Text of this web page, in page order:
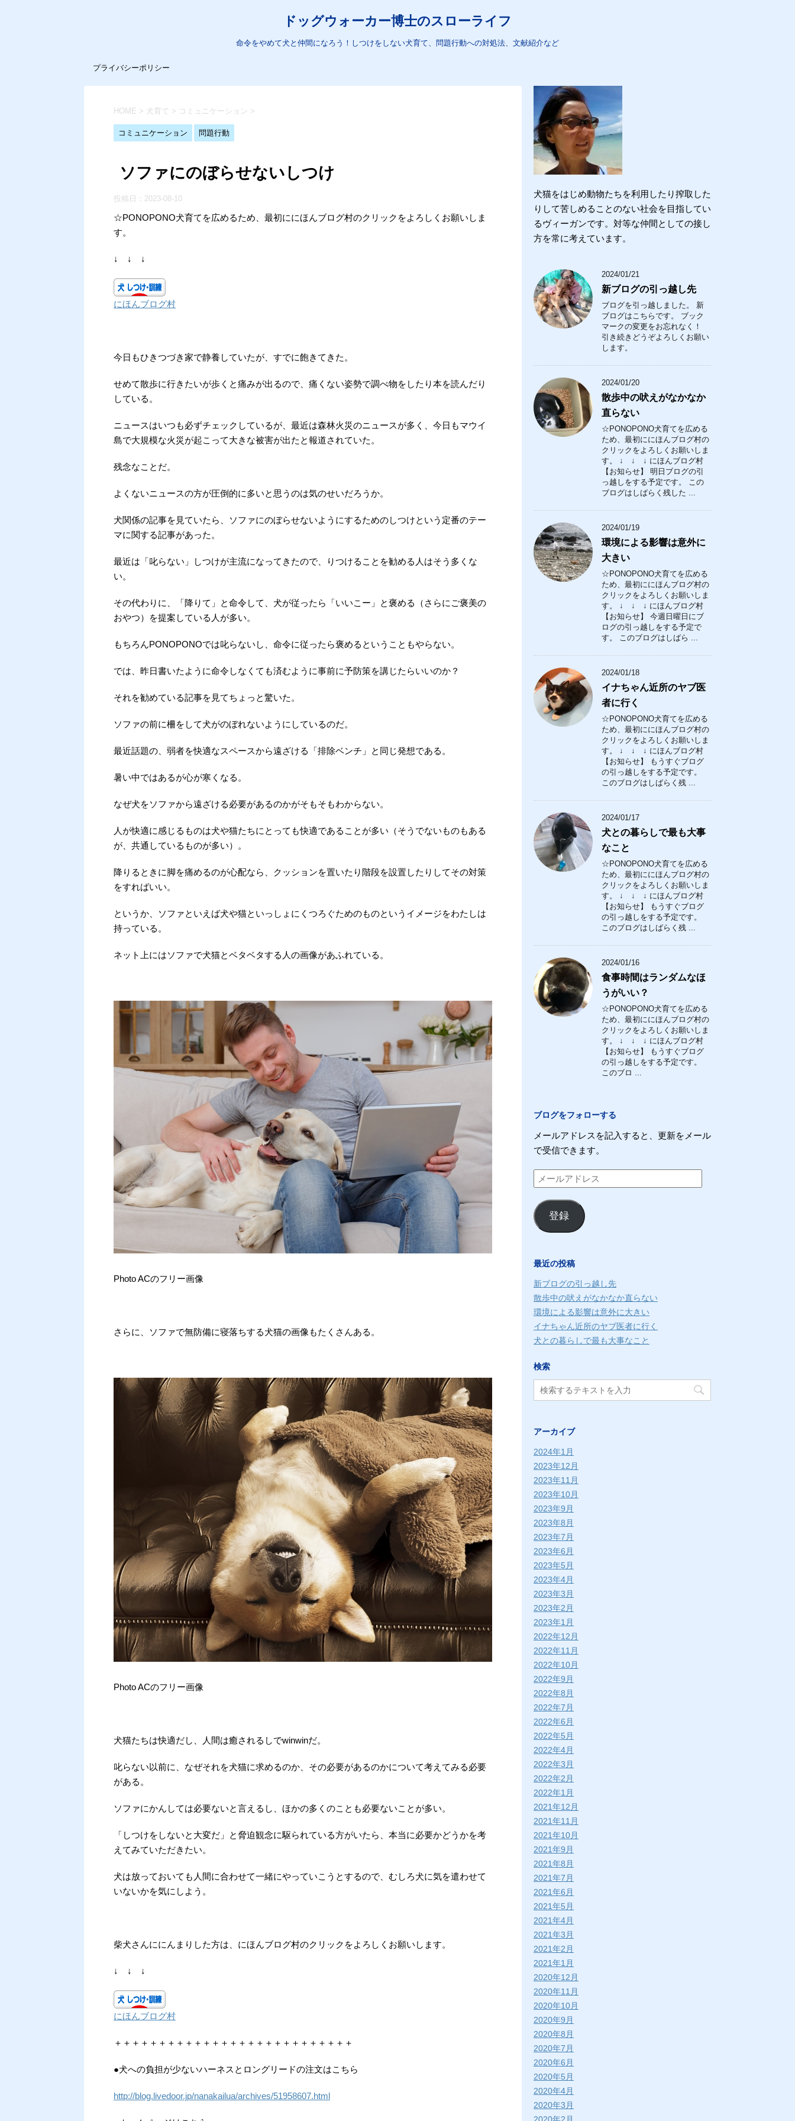
ドッグウォーカー博士のスローライフ
命令をやめて犬と仲間になろう！しつけをしない犬育て、問題行動への対処法、文献紹介など
プライバシーポリシー
HOME > 犬育て > コミュニケーション >
コミュニケーション 問題行動
ソファにのぼらせないしつけ
投稿日： 2023-08-10
☆PONOPONO犬育てを広めるため、最初ににほんブログ村のクリックをよろしくお願いしま
す。
↓ ↓ ↓
にほんブログ村
今日もひきつづき家で静養していたが、すでに飽きてきた。
せめて散歩に行きたいが歩くと痛みが出るので、痛くない姿勢で調べ物をしたり本を読んだり
している。
ニュースはいつも必ずチェックしているが、最近は森林火災のニュースが多く、今日もマウイ
島で大規模な火災が起こって大きな被害が出たと報道されていた。
残念なことだ。
よくないニュースの方が圧倒的に多いと思うのは気のせいだろうか。
犬関係の記事を見ていたら、ソファにのぼらせないようにするためのしつけという定番のテー
マに関する記事があった。
最近は「叱らない」しつけが主流になってきたので、りつけることを勧める人はそう多くな
い。
その代わりに、「降りて」と命令して、犬が従ったら「いいこー」と褒める（さらにご褒美の
おやつ）を提案している人が多い。
もちろんPONOPONOでは叱らないし、命令に従ったら褒めるということもやらない。
では、昨日書いたように命令しなくても済むように事前に予防策を講じたらいいのか？
それを勧めている記事を見てちょっと驚いた。
ソファの前に柵をして犬がのぼれないようにしているのだ。
最近話題の、弱者を快適なスペースから遠ざける「排除ベンチ」と同じ発想である。
暑い中ではあるが心が寒くなる。
なぜ犬をソファから遠ざける必要があるのかがそもそもわからない。
人が快適に感じるものは犬や猫たちにとっても快適であることが多い（そうでないものもある
が、共通しているものが多い）。
降りるときに脚を痛めるのが心配なら、クッションを置いたり階段を設置したりしてその対策
をすればいい。
というか、ソファといえば犬や猫といっしょにくつろぐためのものというイメージをわたしは
持っている。
ネット上にはソファで犬猫とベタベタする人の画像があふれている。
Photo ACのフリー画像
さらに、ソファで無防備に寝落ちする犬猫の画像もたくさんある。
Photo ACのフリー画像
犬猫たちは快適だし、人間は癒されるしでwinwinだ。
叱らない以前に、なぜそれを犬猫に求めるのか、その必要があるのかについて考えてみる必要
がある。
ソファにかんしては必要ないと言えるし、ほかの多くのことも必要ないことが多い。
「しつけをしないと大変だ」と脅迫観念に駆られている方がいたら、本当に必要かどうかを考
えてみていただきたい。
犬は放っておいても人間に合わせて一緒にやっていこうとするので、むしろ犬に気を遣わせて
いないかを気にしよう。
柴犬さんににんまりした方は、にほんブログ村のクリックをよろしくお願いします。
↓ ↓ ↓
にほんブログ村
＋＋＋＋＋＋＋＋＋＋＋＋＋＋＋＋＋＋＋＋＋＋＋＋＋＋＋
●犬への負担が少ないハーネスとロングリードの注文はこちら
http://blog.livedoor.jp/nanakailua/archives/51958607.html
犬猫をはじめ動物たちを利用したり搾取した
りして苦しめることのない社会を目指してい
るヴィーガンです。対等な仲間としての接し
方を常に考えています。
2024/01/21
新ブログの引っ越し先
ブログを引っ越しました。 新
ブログはこちらです。 ブック
マークの変更をお忘れなく！
引き続きどうぞよろしくお願い
します。
2024/01/20
散歩中の吠えがなかなか
直らない
☆PONOPONO犬育てを広める
ため、最初ににほんブログ村の
クリックをよろしくお願いしま
す。 ↓ ↓ ↓ にほんブログ村
【お知らせ】 明日ブログの引
っ越しをする予定です。 この
ブログはしばらく残した ...
2024/01/19
環境による影響は意外に
大きい
☆PONOPONO犬育てを広める
ため、最初ににほんブログ村の
クリックをよろしくお願いしま
す。 ↓ ↓ ↓ にほんブログ村
【お知らせ】 今週日曜日にブ
ログの引っ越しをする予定で
す。 このブログはしばら ...
2024/01/18
イナちゃん近所のヤブ医
者に行く
☆PONOPONO犬育てを広める
ため、最初ににほんブログ村の
クリックをよろしくお願いしま
す。 ↓ ↓ ↓ にほんブログ村
【お知らせ】 もうすぐブログ
の引っ越しをする予定です。
このブログはしばらく残 ...
2024/01/17
犬との暮らしで最も大事
なこと
☆PONOPONO犬育てを広める
ため、最初ににほんブログ村の
クリックをよろしくお願いしま
す。 ↓ ↓ ↓ にほんブログ村
【お知らせ】 もうすぐブログ
の引っ越しをする予定です。
このブログはしばらく残 ...
2024/01/16
食事時間はランダムなほ
うがいい？
☆PONOPONO犬育てを広める
ため、最初ににほんブログ村の
クリックをよろしくお願いしま
す。 ↓ ↓ ↓ にほんブログ村
【お知らせ】 もうすぐブログ
の引っ越しをする予定です。
このブロ ...
ブログをフォローする
メールアドレスを記入すると、更新をメール
で受信できます。
メ
ー
ル
ア
ス
登録
最近の投稿
新ブログの引っ越し先
散歩中の吠えがなかなか直らない
環境による影響は意外に大きい
イナちゃん近所のヤブ医者に行く
犬との暮らしで最も大事なこと
検索
アーカイブ
2024年1月
2023年12月
2023年11月
2023年10月
2023年9月
2023年8月
2023年7月
2023年6月
2023年5月
2023年4月
2023年3月
2023年2月
2023年1月
2022年12月
2022年11月
2022年10月
2022年9月
2022年8月
2022年7月
2022年6月
2022年5月
2022年4月
2022年3月
2022年2月
2022年1月
2021年12月
2021年11月
2021年10月
2021年9月
2021年8月
2021年7月
2021年6月
2021年5月
2021年4月
2021年3月
2021年2月
2021年1月
2020年12月
2020年11月
2020年10月
2020年9月
2020年8月
2020年7月
2020年6月
2020年5月
2020年4月
2020年3月
2020年2月